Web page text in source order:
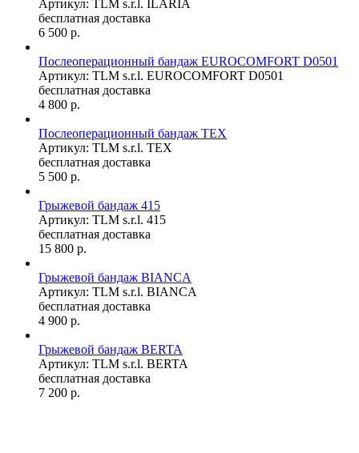
Артикул: TLM s.r.l. ILARIA
бесплатная доставка
6 500 р.
Послеоперационный бандаж EUROCOMFORT D0501
Артикул: TLM s.r.l. EUROCOMFORT D0501
бесплатная доставка
4 800 р.
Послеоперационный бандаж TEX
Артикул: TLM s.r.l. TEX
бесплатная доставка
5 500 р.
Грыжевой бандаж 415
Артикул: TLM s.r.l. 415
бесплатная доставка
15 800 р.
Грыжевой бандаж BIANCA
Артикул: TLM s.r.l. BIANCA
бесплатная доставка
4 900 р.
Грыжевой бандаж BERTA
Артикул: TLM s.r.l. BERTA
бесплатная доставка
7 200 р.